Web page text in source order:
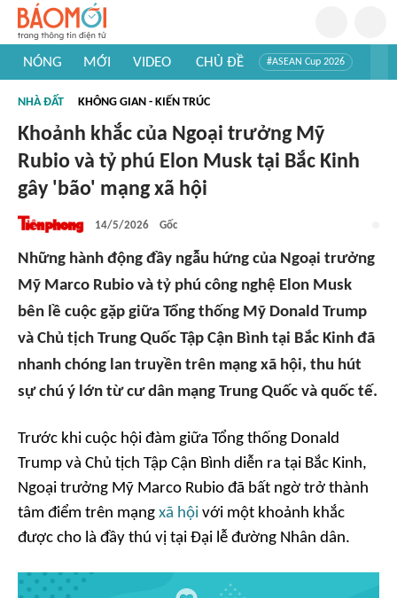
NÓNG MỚI VIDEO CHỦ ĐỀ #ASEAN Cup 2026
#Khám phá thế giới
NHÀ ĐẤT KHÔNG GIAN - KIẾN TRÚC
Khoảnh khắc của Ngoại trưởng Mỹ
Rubio và tỷ phú Elon Musk tại Bắc Kinh
gây 'bão' mạng xã hội
14/5/2026 Gốc
Những hành động đầy ngẫu hứng của Ngoại trưởng
Mỹ Marco Rubio và tỷ phú công nghệ Elon Musk
bên lề cuộc gặp giữa Tổng thống Mỹ Donald Trump
và Chủ tịch Trung Quốc Tập Cận Bình tại Bắc Kinh đã
nhanh chóng lan truyền trên mạng xã hội, thu hút
sự chú ý lớn từ cư dân mạng Trung Quốc và quốc tế.
Trước khi cuộc hội đàm giữa Tổng thống Donald
Trump và Chủ tịch Tập Cận Bình diễn ra tại Bắc Kinh,
Ngoại trưởng Mỹ Marco Rubio đã bất ngờ trở thành
tâm điểm trên mạng xã hội với một khoảnh khắc
được cho là đầy thú vị tại Đại lễ đường Nhân dân.